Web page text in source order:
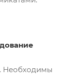
. Необходимы